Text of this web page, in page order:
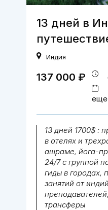
13 дней в
Индия
13 дней 1700$ :
в отелях и
ашраме, йога-
24/7 с группой
гиды в городах,
занятий от
трансферы
137 000 ₽
еще